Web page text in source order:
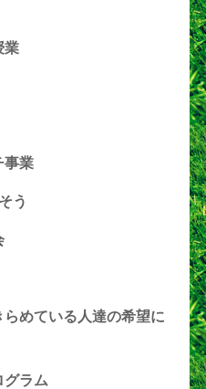
業
事業
う
めている人達の希望に
グラム